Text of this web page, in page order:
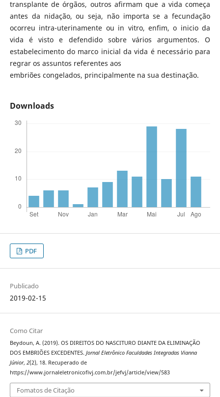
transplante de órgãos, outros afirmam que a vida começa
antes da nidação, ou seja, não importa se a fecundação
ocorreu intra-uterinamente ou in vitro, enfim, o inicio da
vida é visto e defendido sobre vários argumentos. O
estabelecimento do marco inicial da vida é necessário para
regrar os assuntos referentes aos
embriões congelados, principalmente na sua destinação.
Downloads
PDF
Publicado
2019-02-15
Como Citar
Beydoun, A. (2019). OS DIREITOS DO NASCITURO DIANTE DA ELIMINAÇÃO
DOS EMBRIÕES EXCEDENTES. Jornal Eletrônico Faculdades Integradas Vianna
Júnior, 2(2), 18. Recuperado de
https://www.jornaleletronicofivj.com.br/jefvj/article/view/583
Fomatos de Citação